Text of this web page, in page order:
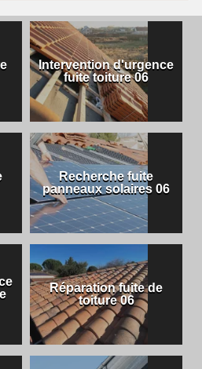
Intervention d'urgence
fuite toiture 06
Recherche fuite
panneaux solaires 06
Réparation fuite de
toiture 06